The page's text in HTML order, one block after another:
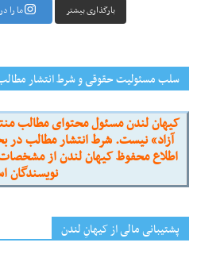
بارگذاری بیشتر ما را
سلب مسئولیت حقوقی و شرط انتشار
کیهان لندن مسئول محتوای مطالب
آزاد» نیست. شرط انتشار مطالب در
اطلاع محفوظ کیهان لندن از
نویسندگان
پشتیبانی مالی از کیهانِ لندن